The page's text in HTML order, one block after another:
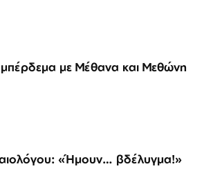
με Μέθανα και Μεθώνη
«Ήμουν… βδέλυγμα!»